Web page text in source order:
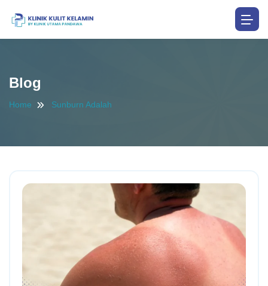
Blog
Home Sunburn Adalah